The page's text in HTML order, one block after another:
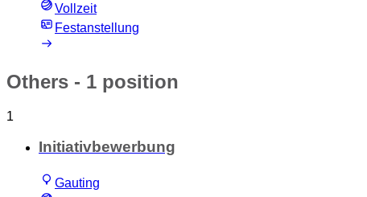
Vollzeit
Festanstellung
Others - 1 position
1
Initiativbewerbung
Gauting